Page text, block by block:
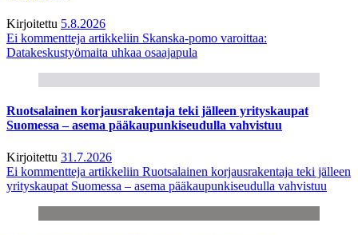
Kirjoitettu 5.8.2026
Ei kommentteja artikkeliin Skanska-pomo varoittaa:
Datakeskustyömaita uhkaa osaajapula
Ruotsalainen korjausrakentaja teki jälleen yrityskaupat
Suomessa – asema pääkaupunkiseudulla vahvistuu
Kirjoitettu 31.7.2026
Ei kommentteja artikkeliin Ruotsalainen korjausrakentaja teki jälleen
yrityskaupat Suomessa – asema pääkaupunkiseudulla vahvistuu